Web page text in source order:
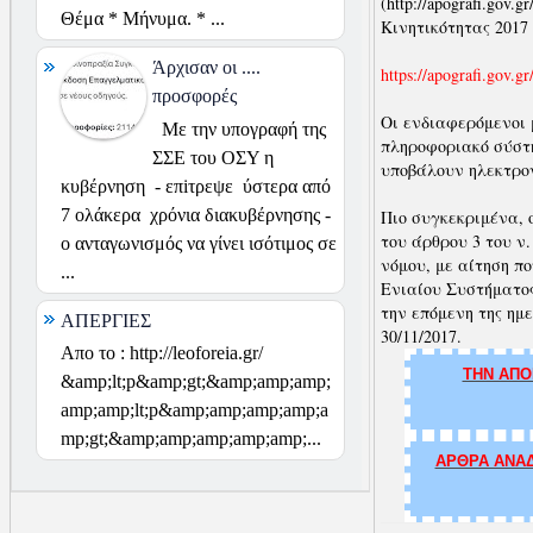
Κινητικότητας
https://
Οι
πληροφοριακό
υποβάλουν
Πιο συγκεκριμένα,
του άρθρου 3 του ν.
νόμου, με αίτηση
Ενιαίου
την επόμενη της
30/11/2017.
ΤΗΝ
ΑΡΘΡΑ
Θέμα * Μήνυμα. * ...
Άρχισαν οι ....
προσφορές
Με την υπογραφή της
ΣΣΕ του ΟΣΥ η
κυβέρνηση - επiτρεψε ύστερα από
7 ολάκερα χρόνια διακυβέρνησης -
ο ανταγωνισμός να γίνει ισότιμος σε
...
ΑΠΕΡΓΙΕΣ
Απο το : http://leoforeia.gr/
&amp;lt;p&amp;gt;&amp;amp;amp;
amp;amp;lt;p&amp;amp;amp;amp;a
mp;gt;&amp;amp;amp;amp;amp;...